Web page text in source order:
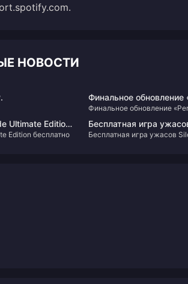
.
НОВОСТИ
Финальное обновление
платформ доступно
Финальное обновление
Ultimate Edition
Edition бесплатно
Бесплатная игра
миллионов раз
Бесплатная игра ужасов